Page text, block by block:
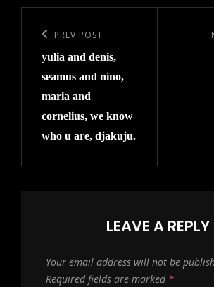
navigation
Previous
Post
PREV POST
yulia and denis,
seamus and nino,
maria and
cornelius, we know
who u are, djakuju.
LEAVE A REPLY
Your email address will not be
Required fields are marked *